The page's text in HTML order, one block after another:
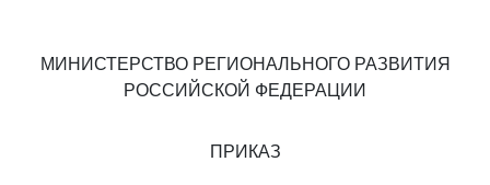
МИНИСТЕРСТВО РЕГИОНАЛЬНОГО РАЗВИТИЯ
РОССИЙСКОЙ ФЕДЕРАЦИИ
ПРИКАЗ